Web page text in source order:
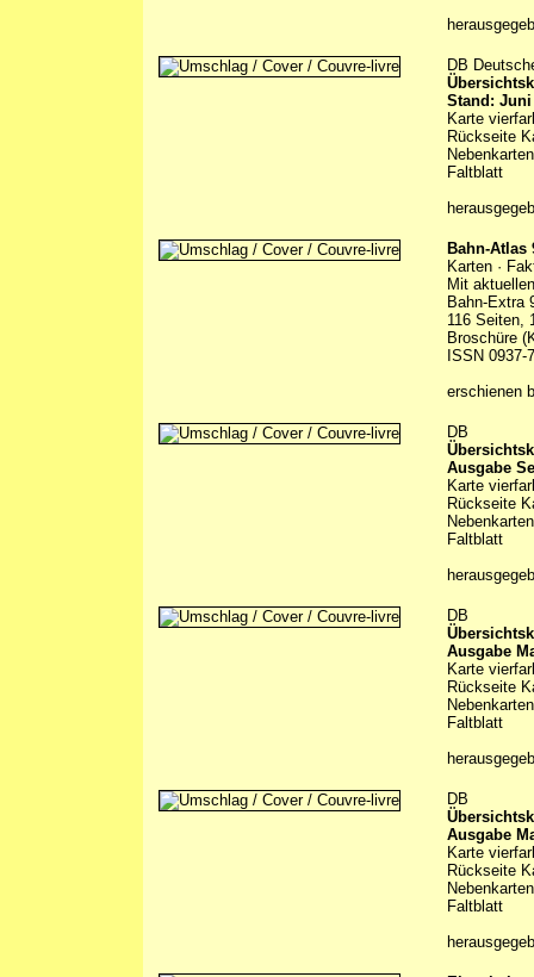
DB
Stand: Juni
Karte
Rückseite
Faltblatt
Bahn-Atlas
Karten ·
Mit
Bahn-Extra
116 Seiten,
Broschüre
ISSN 0937-
erschienen
DB
Ausgabe
Karte
Rückseite
Faltblatt
DB
Ausgabe
Karte
Rückseite
Faltblatt
DB
Ausgabe
Karte
Rückseite
Faltblatt